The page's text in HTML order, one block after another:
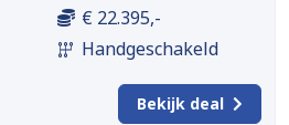
€ 22.395,-
Handgeschakeld
Bekijk deal